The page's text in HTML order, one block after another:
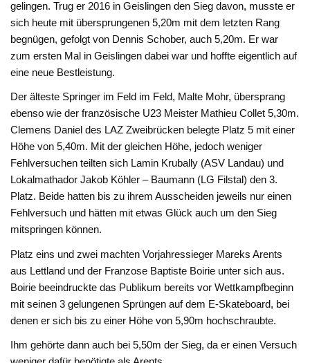
gelingen. Trug er 2016 in Geislingen den Sieg davon, musste er
sich heute mit übersprungenen 5,20m mit dem letzten Rang
begnügen, gefolgt von Dennis Schober, auch 5,20m. Er war
zum ersten Mal in Geislingen dabei war und hoffte eigentlich auf
eine neue Bestleistung.
Der älteste Springer im Feld im Feld, Malte Mohr, übersprang
ebenso wie der französische U23 Meister Mathieu Collet 5,30m.
Clemens Daniel des LAZ Zweibrücken belegte Platz 5 mit einer
Höhe von 5,40m. Mit der gleichen Höhe, jedoch weniger
Fehlversuchen teilten sich Lamin Krubally (ASV Landau) und
Lokalmathador Jakob Köhler – Baumann (LG Filstal) den 3.
Platz. Beide hatten bis zu ihrem Ausscheiden jeweils nur einen
Fehlversuch und hätten mit etwas Glück auch um den Sieg
mitspringen können.
Platz eins und zwei machten Vorjahressieger Mareks Arents
aus Lettland und der Franzose Baptiste Boirie unter sich aus.
Boirie beeindruckte das Publikum bereits vor Wettkampfbeginn
mit seinen 3 gelungenen Sprüngen auf dem E-Skateboard, bei
denen er sich bis zu einer Höhe von 5,90m hochschraubte.
Ihm gehörte dann auch bei 5,50m der Sieg, da er einen Versuch